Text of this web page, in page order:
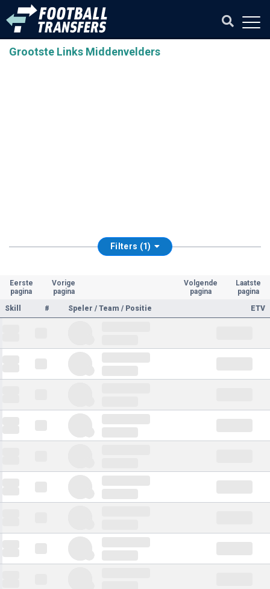
Grootste Links Middenvelders
Filters (1)
Eerste
pagina
Vorige
pagina
Volgende
pagina
Laatste
pagina
Skill
# Speler / Team / Positie ETV